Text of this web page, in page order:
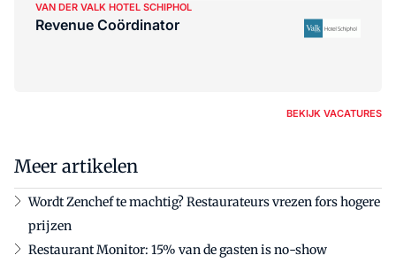
VAN DER VALK HOTEL SCHIPHOL
Revenue Coördinator
BEKIJK VACATURES
Meer artikelen
Wordt Zenchef te machtig? Restaurateurs vrezen fors hogere
prijzen
Restaurant Monitor: 15% van de gasten is no-show